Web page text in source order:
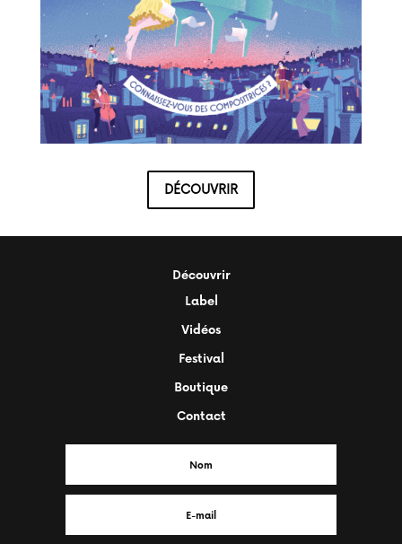
DÉCOUVRIR
Découvrir
Label
Vidéos
Festival
Boutique
Contact